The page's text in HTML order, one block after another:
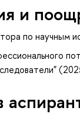
и
по